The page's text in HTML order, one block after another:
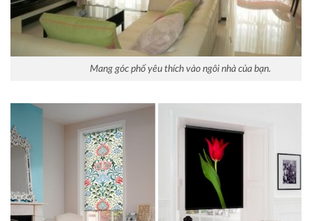
Mang góc phố yêu thích vào ngôi nhà của bạn.